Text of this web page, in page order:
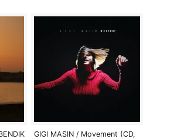
GIGI MASIN / Movement (CD,